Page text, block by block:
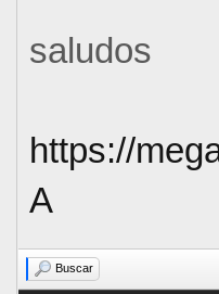
saludos
https://
A
Buscar